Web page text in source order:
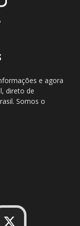
e agora
direto de
Somos o